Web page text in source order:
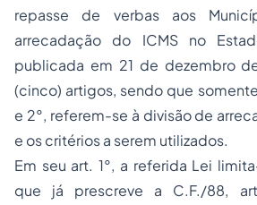
repasse de verbas aos
arrecadação do ICMS no
publicada em 21 de dezembro
(cinco) artigos, sendo que
e 2°, referem-se à divisão de
e os critérios a serem utilizados.
Em seu art. 1°, a referida Lei
que já prescreve a C.F./88,